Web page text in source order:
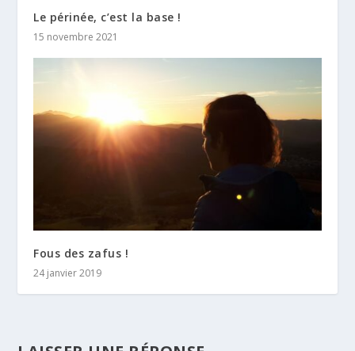
Le périnée, c’est la base !
15 novembre 2021
Fous des zafus !
24 janvier 2019